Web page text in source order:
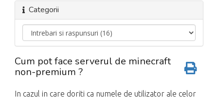
Categorii
Cum pot face serverul de minecraft
non-premium ?
In cazul in care doriti ca numele de utilizator ale celor